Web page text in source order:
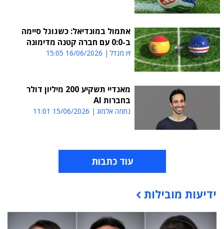
אתמול במונדיאל: כשגוגל סיימה
ב-0:0 עם חברה קטנה מדימונה
זיו מנדל 16/06/2026 15:05
מאנדיי תשקיע 200 מיליון דולר
בחברות AI
נחמה אלמוג 15/06/2026 11:01
עוד כתבות
תוכן פרסומי
ידיעות מובילות